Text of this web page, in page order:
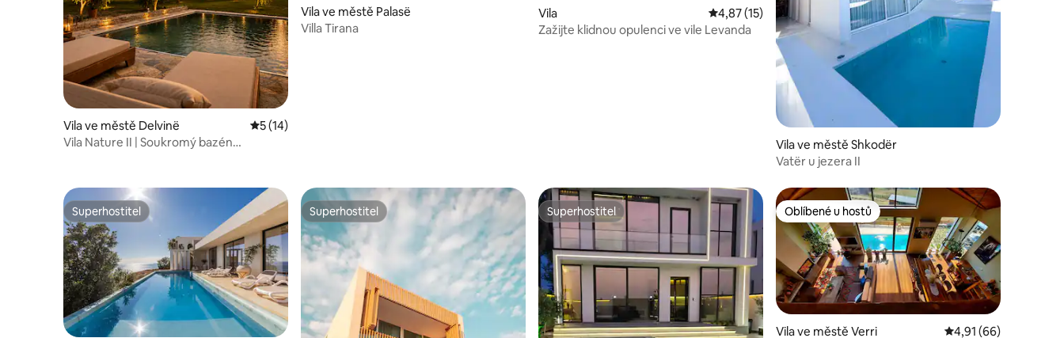
Vila ve městě Delvinë Průměrné hodnocení 5 z 5, 14 hodnocení
5 (14)
Vila Nature II | Soukromý bazén
Vila ve městě Palasë
Villa Tirana
Vila Průměrné hodnocení 4,87 z 5, 15 hodnocení
4,87 (15)
Zažijte klidnou opulenci ve vile Levanda
Vila ve městě Shkodër
Vatër u jezera II
Superhostitel
Superhostitel Superhostitel
Superhostitel Superhostitel
Superhostitel Oblíbené u hostů
Oblíbené u hostů
Vila ve městě Verri Průměrné hodnocení
4,91 (66)